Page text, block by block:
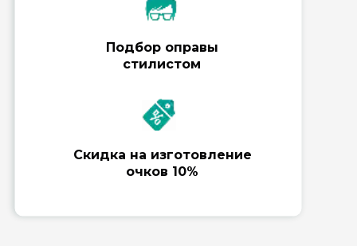
Подбор оправы
стилистом
Скидка на изготовление
очков 10%